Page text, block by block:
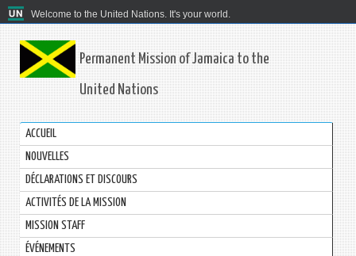
Welcome to the United Nations. It's your world.
Permanent Mission of Jamaica to the
United Nations
ACCUEIL
NOUVELLES
DÉCLARATIONS ET DISCOURS
ACTIVITÉS DE LA MISSION
MISSION STAFF
ÉVÉNEMENTS